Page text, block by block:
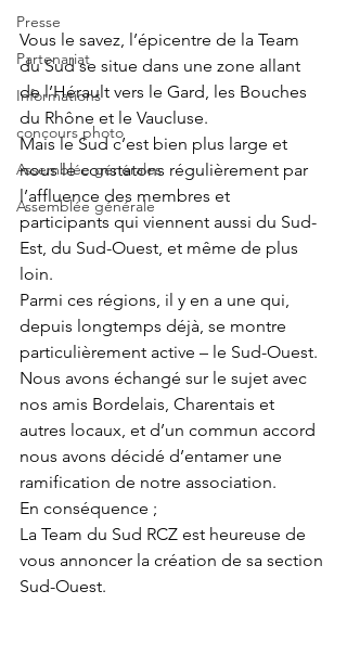
Presse
Partenariat
Informations
concours photo
Assemblée générales
Assemblée générale
Vous le savez, l’épicentre de la Team
du Sud se situe dans une zone allant
de l’Hérault vers le Gard, les Bouches
du Rhône et le Vaucluse.
Mais le Sud c’est bien plus large et
nous le constatons régulièrement par
l’affluence des membres et
participants qui viennent aussi du Sud-
Est, du Sud-Ouest, et même de plus
loin.
Parmi ces régions, il y en a une qui,
depuis longtemps déjà, se montre
particulièrement active – le Sud-Ouest.
Nous avons échangé sur le sujet avec
nos amis Bordelais, Charentais et
autres locaux, et d’un commun accord
nous avons décidé d’entamer une
ramification de notre association.
En conséquence ;
La Team du Sud RCZ est heureuse de
vous annoncer la création de sa section
Sud-Ouest.